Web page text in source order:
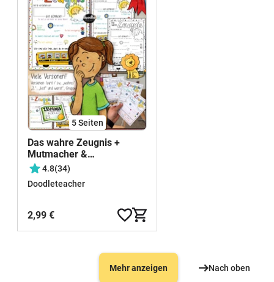
5Seiten
Das wahre Zeugnis +
Mutmacher &
Affirmationen / Urkunde
Zeugniszeit Kinderzeugnis
4.8(34)
Doodleteacher
2,99 €
Mehr anzeigen Nach oben